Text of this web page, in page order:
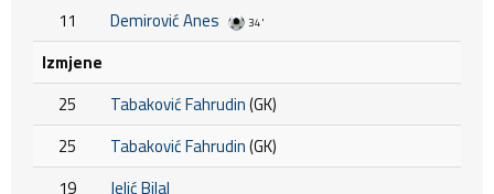
11 Demirović Anes 34'
Izmjene
25
Tabaković Fahrudin(GK)
25
Tabaković Fahrudin(GK)
19
Jelić Bilal